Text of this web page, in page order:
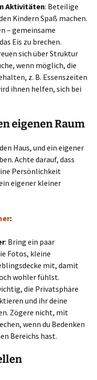
Aktivitäten: Beteilige
Kindern Spaß machen.
– gemeinsame
Eis zu brechen.
sich über Struktur
wenn möglich, die
z. B. Essenszeiten
ihnen helfen, sich bei
eigenen Raum
Haus, und ein eigener
Achte darauf, dass
Persönlichkeit
eigener kleiner
:
: Bring ein paar
Fotos, kleine
mit, damit
wohler fühlst.
die Privatsphäre
und ihr deine
Zögere nicht, mit
wenn du Bedenken
Bereichs hast.